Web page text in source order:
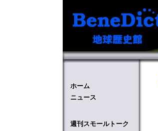
ホーム
ニュース
週刊スモールトーク